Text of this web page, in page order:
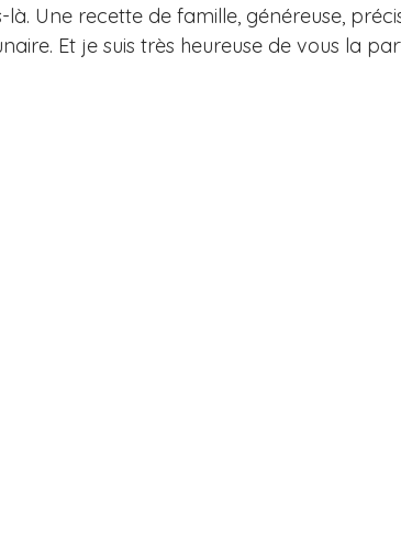
là. Une recette de famille, généreuse,
Et je suis très heureuse de vous la